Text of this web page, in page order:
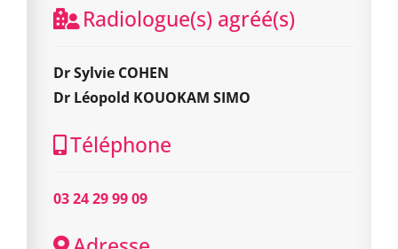
Radiologue(s) agréé(s)
Dr Sylvie COHEN
Dr Léopold KOUOKAM SIMO
Téléphone
03 24 29 99 09